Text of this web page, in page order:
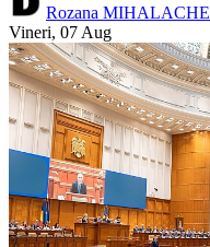
Rozana MIHALACHE
Vineri, 07 Aug